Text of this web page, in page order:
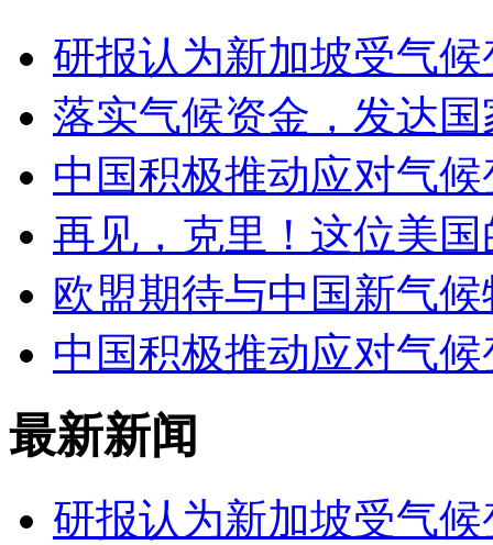
研报认为新加坡受气
落实气候资金，发达
中国积极推动应对气
再见，克里！这位美
欧盟期待与中国新气
中国积极推动应对气
最新新闻
研报认为新加坡受气